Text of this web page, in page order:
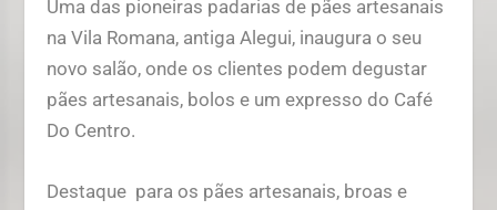
Uma das pioneiras padarias de pães artesanais
na Vila Romana, antiga Alegui, inaugura o seu
novo salão, onde os clientes podem degustar
pães artesanais, bolos e um expresso do Café
Do Centro.
Destaque para os pães artesanais, broas e